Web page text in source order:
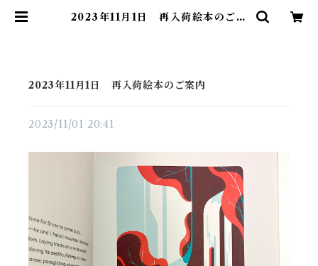
2023年11月1日 再入荷絵本のご案
2023年11月1日 再入荷絵本のご案内
2023/11/01 20:41